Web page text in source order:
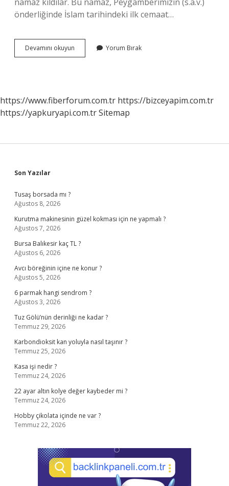
önderliğinde İslam tarihindeki ilk cemaat…
Devamını okuyun
Peygamberler
Yorum Bırak
https://www.fiberforum.com.tr https://bizceyapim.com.tr
https://yapkuryapi.com.trSitemap
Sidebar
Son Yazılar
Tusaş borsada mı ?
Ağustos 8, 2026
Kurutma makinesinin güzel kokması için ne yapmalı ?
Ağustos 7, 2026
Bursa Balıkesir kaç TL ?
Ağustos 6, 2026
Avcı böreğinin içine ne konur ?
Ağustos 5, 2026
6 parmak hangi sendrom ?
Ağustos 3, 2026
Tuz Gölü’nün derinliği ne kadar ?
Temmuz 29, 2026
Karbondioksit kan yoluyla nasıl taşınır ?
Temmuz 25, 2026
Kasa işi nedir ?
Temmuz 24, 2026
22 ayar altın kolye değer kaybeder mi ?
Temmuz 24, 2026
Hobby çikolata içinde ne var ?
Temmuz 22, 2026